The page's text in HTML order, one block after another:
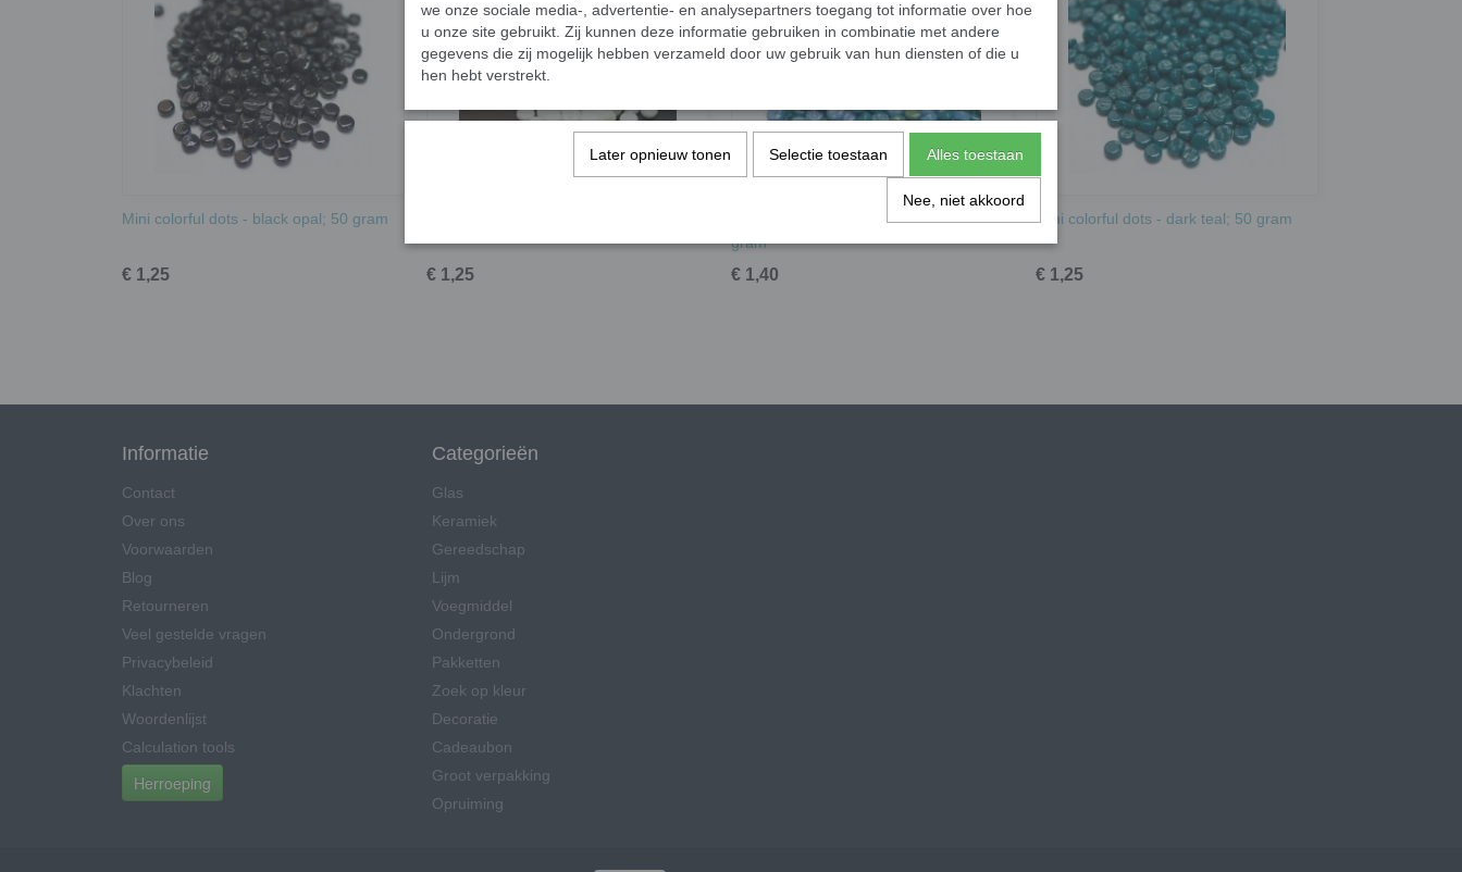
Mini colorful dots - black opal; 50 gram
€ 1,25 € 1,25
Mini colorful dots - mix aqua vitae; 50
gram
€ 1,40
Mini colorful dots - dark teal; 50 gram
€ 1,25
Informatie
Contact
Over ons
Voorwaarden
Blog
Retourneren
Veel gestelde vragen
Privacybeleid
Klachten
Woordenlijst
Calculation tools
Herroeping
Categorieën
Glas
Keramiek
Gereedschap
Lijm
Voegmiddel
Ondergrond
Pakketten
Zoek op kleur
Decoratie
Cadeaubon
Groot verpakking
Opruiming
we onze sociale media-, advertentie- en analysepartners toegang tot informatie over hoe
u onze site gebruikt. Zij kunnen deze informatie gebruiken in combinatie met andere
gegevens die zij mogelijk hebben verzameld door uw gebruik van hun diensten of die u
hen hebt verstrekt.
Later opnieuw tonen Selectie toestaan Alles toestaan
Nee, niet akkoord